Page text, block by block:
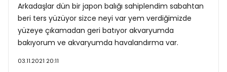
Arkadaşlar dün bir japon balığı sahiplendim sabahtan
beri ters yüzüyor sizce neyi var yem verdiğimizde
yüzeye çıkamadan geri batıyor akvaryumda
bakıyorum ve akvaryumda havalandırma var.
03.11.2021 20:11